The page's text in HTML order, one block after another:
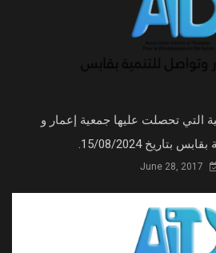
التي تحصلت عليها جمعية إعمار و
بتاريخ 15/08/2024.